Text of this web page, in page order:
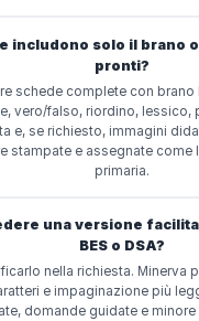
includono solo il brano
pronti?
schede complete con brano
vero/falso, riordino, lessico,
e, se richiesto, immagini
stampate e assegnate come
primaria.
una versione
BES o DSA?
nella richiesta. Minerva
e impaginazione più
domande guidate e